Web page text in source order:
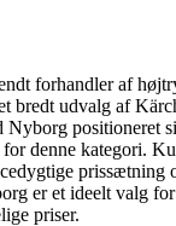
forhandler af
bredt udvalg af
Nyborg positioneret
denne kategori.
prissætning
er et ideelt valg
priser.